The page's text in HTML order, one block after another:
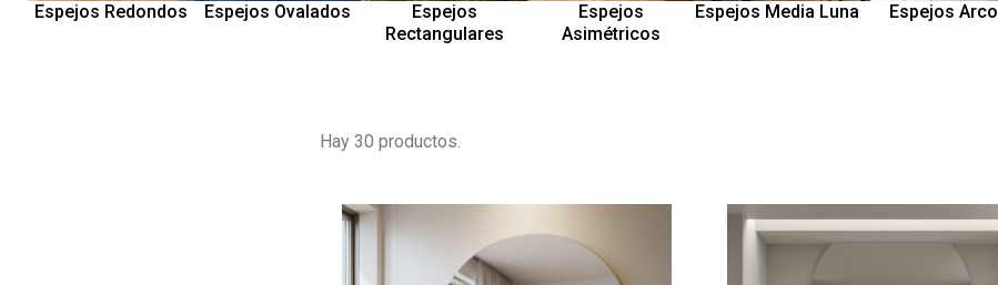
Espejos Redondos Espejos Ovalados
Espejos
Rectangulares
Espejos
Asimétricos
Espejos Media Luna Espejos Arco
Hay 30 productos.